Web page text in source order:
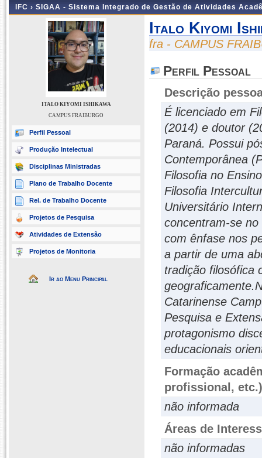
IFC › SIGAA - Sistema Integrado de Gestão de Atividades
ITALO KIYOMI ISHIKAWA
CAMPUS FRAIBURGO
Perfil Pessoal
Produção Intelectual
Disciplinas Ministradas
Plano de Trabalho Docente
Rel. de Trabalho Docente
Projetos de Pesquisa
Atividades de Extensão
Projetos de Monitoria
Ir ao Menu Principal
Italo Kiyomi
fra - CAMPUS
Perfil Pessoal
Descrição
É licenciado em
(2014) e doutor
Paraná. Possui
Contemporânea
Filosofia no
Filosofia
Universitário
concentram-se
com ênfase nos
a partir de uma
tradição filosófica
Catarinense
Pesquisa e
protagonismo
educacionais
Formação
profissional, etc.)
não informada
Áreas de
não informadas